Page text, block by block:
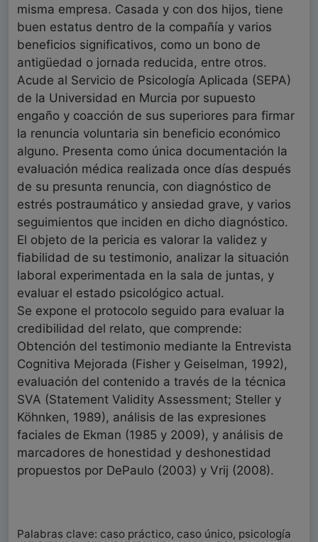
misma empresa. Casada y con dos hijos, tiene
buen estatus dentro de la compañía y varios
beneficios significativos, como un bono de
antigüedad o jornada reducida, entre otros.
Acude al Servicio de Psicología Aplicada (SEPA)
de la Universidad en Murcia por supuesto
engaño y coacción de sus superiores para firmar
la renuncia voluntaria sin beneficio económico
alguno. Presenta como única documentación la
evaluación médica realizada once días después
de su presunta renuncia, con diagnóstico de
estrés postraumático y ansiedad grave, y varios
seguimientos que inciden en dicho diagnóstico.
El objeto de la pericia es valorar la validez y
fiabilidad de su testimonio, analizar la situación
laboral experimentada en la sala de juntas, y
evaluar el estado psicológico actual.
Se expone el protocolo seguido para evaluar la
credibilidad del relato, que comprende:
Obtención del testimonio mediante la Entrevista
Cognitiva Mejorada (Fisher y Geiselman, 1992),
evaluación del contenido a través de la técnica
SVA (Statement Validity Assessment; Steller y
Köhnken, 1989), análisis de las expresiones
faciales de Ekman (1985 y 2009), y análisis de
marcadores de honestidad y deshonestidad
propuestos por DePaulo (2003) y Vrij (2008).
Palabras clave: caso práctico, caso único, psicología